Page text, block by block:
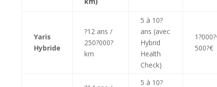
Yaris
Hybride
?12 ans /
250?000?
km
5 à 10?
ans (avec
Hybrid
Health
Check)
500?€
5 à 10?